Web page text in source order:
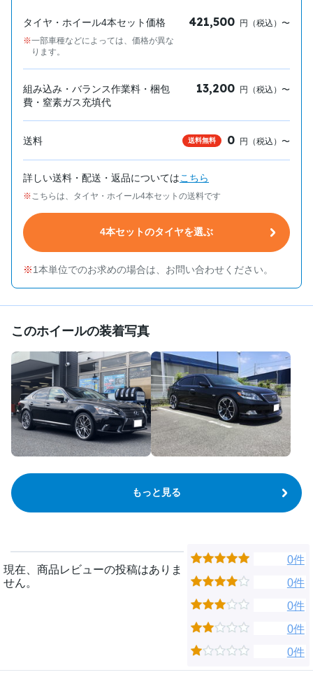
タイヤ・ホイール4本セット価格
一部車種などによっては、価格が異な
ります。
421,500 円（税込）〜
組み込み・バランス作業料・梱包
費・窒素ガス充填代
13,200 円（税込）〜
送料 送料無料 0 円（税込）〜
詳しい送料・配送・返品についてはこちら
こちらは、タイヤ・ホイール4本セットの送料です
4本セットのタイヤを選ぶ
1本単位でのお求めの場合は、お問い合わせください。
このホイールの装着写真
もっと見る
現在、商品レビューの投稿はありま
せん。
0件
0件
0件
0件
0件